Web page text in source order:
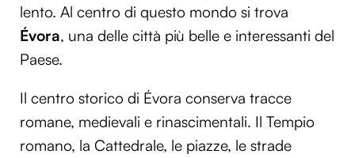
pubblicità e social media, i quali potrebbero combinarle
con altre informazioni che hai fornito loro o che hanno
raccolto dal tuo utilizzo dei loro servizi.
lento. Al centro di questo mondo si trova
Évora, una delle città più belle e interessanti del
Paese.
Il centro storico di Évora conserva tracce
romane, medievali e rinascimentali. Il Tempio
romano, la Cattedrale, le piazze, le strade